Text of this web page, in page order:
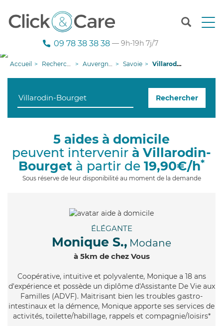
T
n
g
i
09 78 38 38 38 — 9h-19h 7j/7
Accueil Recherche aide à domicile Auvergne-Rhône-Alpes Savoie Villarodin-Bourget
Rechercher
5 aides à domicile
peuvent intervenir à Villarodin-
Bourget à partir de 19,90€/h*
Sous réserve de leur disponibilité au moment de la demande
ÉLÉGANTE
Monique S., Modane
à 5km de chez Vous
Coopérative, intuitive et polyvalente, Monique a 18 ans
d'expérience et possède un diplôme d'Assistante De Vie aux
Familles (ADVF). Maitrisant bien les troubles gastro-
intestinaux et la démence, Monique apporte ses services de
activités, toilette/habillage, rappels et compagnie/loisirs*